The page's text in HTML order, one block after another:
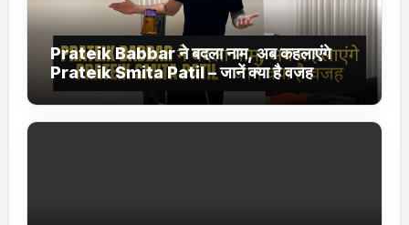
Prateik Babbar ने बदला नाम, अब कहलाएंगे
Prateik Smita Patil – जानें क्या है वजह